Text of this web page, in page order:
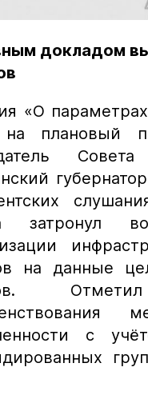
докладом
«О
плановый
затронул
на данные
с